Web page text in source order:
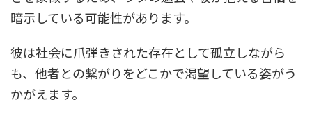
暗示している可能性があります。
彼は社会に爪弾きされた存在として孤立しながら
も、他者との繋がりをどこかで渇望している姿がう
かがえます。